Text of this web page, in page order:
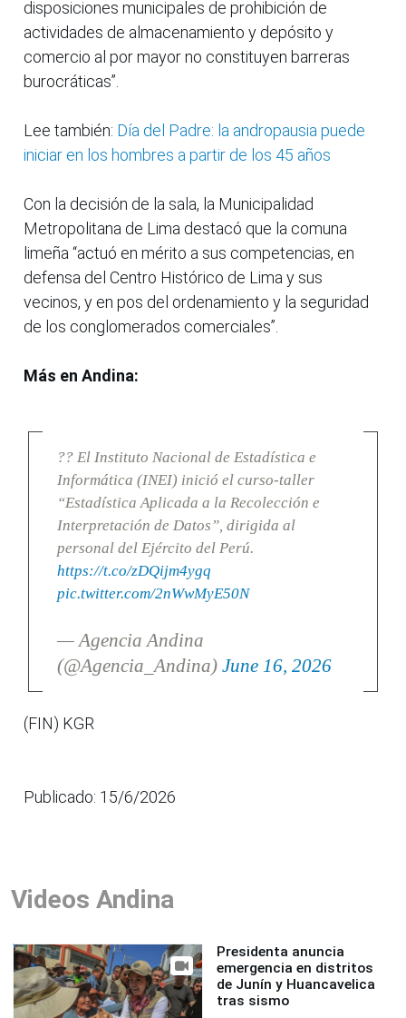
disposiciones municipales de prohibición de
actividades de almacenamiento y depósito y
comercio al por mayor no constituyen barreras
burocráticas”.
Lee también: Día del Padre: la andropausia puede
iniciar en los hombres a partir de los 45 años
Con la decisión de la sala, la Municipalidad
Metropolitana de Lima destacó que la comuna
limeña “actuó en mérito a sus competencias, en
defensa del Centro Histórico de Lima y sus
vecinos, y en pos del ordenamiento y la seguridad
de los conglomerados comerciales”.
Más en Andina:
?? El Instituto Nacional de Estadística e
Informática (INEI) inició el curso-taller
“Estadística Aplicada a la Recolección e
Interpretación de Datos”, dirigida al
personal del Ejército del Perú.
https://t.co/zDQijm4ygq
pic.twitter.com/2nWwMyE50N
— Agencia Andina
(@Agencia_Andina) June 16, 2026
(FIN) KGR
Publicado: 15/6/2026
Videos Andina
Presidenta anuncia
emergencia en distritos
de Junín y Huancavelica
tras sismo